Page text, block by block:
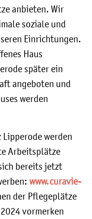
anbieten. Wir
soziale und
Einrichtungen.
Haus
später ein
angeboten und
werden
werden
Arbeitsplätze
bereits jetzt
www.curavie-
der Pflegeplätze
vormerken